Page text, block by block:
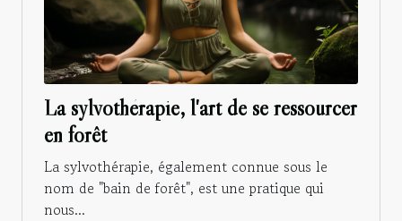
La sylvothérapie, l'art de se ressourcer
en forêt
La sylvothérapie, également connue sous le
nom de "bain de forêt", est une pratique qui
nous...